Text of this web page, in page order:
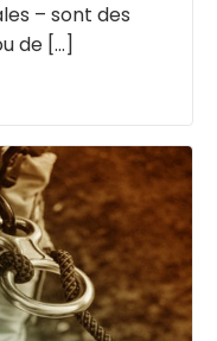
– sont des
de [...]